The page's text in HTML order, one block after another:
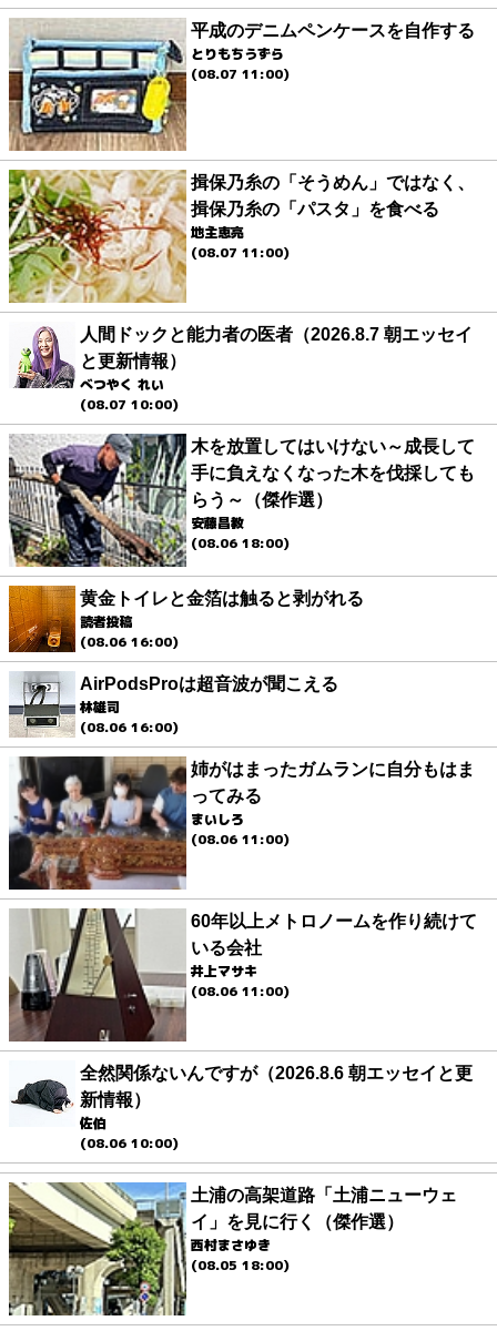
平成のデニムペンケースを自作する
とりもちうずら
(08.07 11:00)
揖保乃糸の「そうめん」ではなく、
揖保乃糸の「パスタ」を食べる
地主恵亮
(08.07 11:00)
人間ドックと能力者の医者（2026.8.7 朝エッセイ
と更新情報）
べつやく れい
(08.07 10:00)
木を放置してはいけない～成長して
手に負えなくなった木を伐採しても
らう～（傑作選）
安藤昌教
(08.06 18:00)
黄金トイレと金箔は触ると剥がれる
読者投稿
(08.06 16:00)
AirPodsProは超音波が聞こえる
林雄司
(08.06 16:00)
姉がはまったガムランに自分もはま
ってみる
まいしろ
(08.06 11:00)
60年以上メトロノームを作り続けて
いる会社
井上マサキ
(08.06 11:00)
全然関係ないんですが（2026.8.6 朝エッセイと更
新情報）
佐伯
(08.06 10:00)
土浦の高架道路「土浦ニューウェ
イ」を見に行く（傑作選）
西村まさゆき
(08.05 18:00)